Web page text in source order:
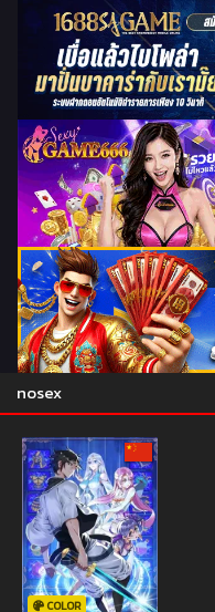
nosex
COLOR